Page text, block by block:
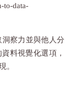
to-data-
察力並與他人分
料視覺化選項，
。